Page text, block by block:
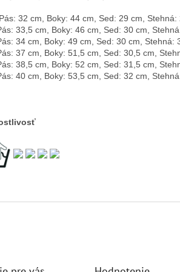
32 cm, Boky: 44 cm, Sed: 29 cm,
33,5 cm, Boky: 46 cm, Sed: 30 cm,
34 cm, Boky: 49 cm, Sed: 30 cm, Stehná:
37 cm, Boky: 51,5 cm, Sed: 30,5 cm,
38,5 cm, Boky: 52 cm, Sed: 31,5 cm,
40 cm, Boky: 53,5 cm, Sed: 32 cm,